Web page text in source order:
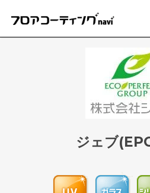
main
ジェブ